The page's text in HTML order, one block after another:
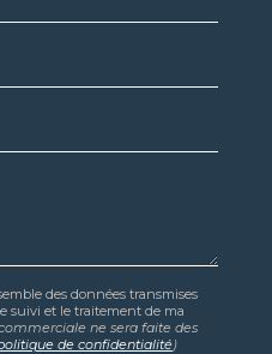
des données transmises
suivi et le traitement de ma
ne sera faite des
de confidentialité)